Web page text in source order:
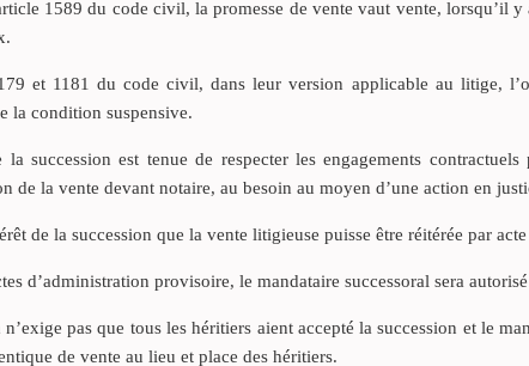
1589 du code civil, la promesse de vente vaut vente, lorsqu’il
et 1181 du code civil, dans leur version applicable au litige,
la condition suspensive.
succession est tenue de respecter les engagements
de la vente devant notaire, au besoin au moyen d’une action en
de la succession que la vente litigieuse puisse être réitérée par
d’administration provisoire, le mandataire successoral sera
pas que tous les héritiers aient accepté la succession et le
de vente au lieu et place des héritiers.